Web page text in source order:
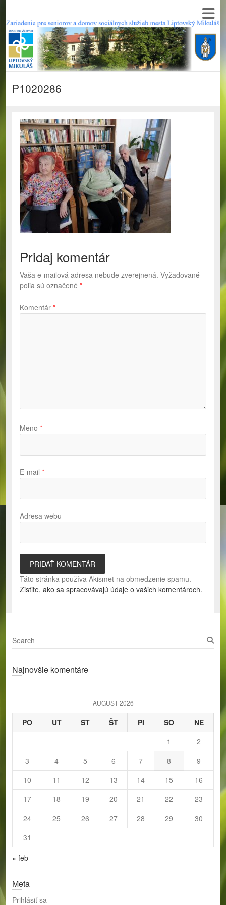
P1020286
Pridaj komentár
Vaša e-mailová adresa nebude zverejnená. Vyžadované
polia sú označené *
Komentár *
Meno *
E-mail *
Adresa webu
Táto stránka používa Akismet na obmedzenie spamu.
Zistite, ako sa spracovávajú údaje o vašich komentároch.
S
e
rNajnovšie komentáre
AUGUST 2026
PO UT ST ŠT PI SO
NE
1
2
3
4 5 6 7 8
9
10
11 12 13 14 15
16
17
18 19 20 21 22
23
24
25 26 27 28 29
30
31
« feb
Meta
Prihlásiť sa